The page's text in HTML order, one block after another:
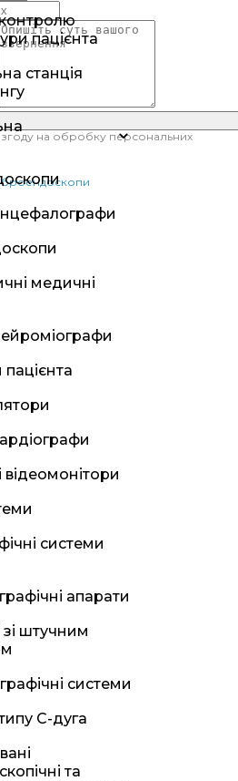
на обробку персональних
пацієнта
станція
медичні
відеомонітори
системи
апарати
штучним
системи
С-дуга
та